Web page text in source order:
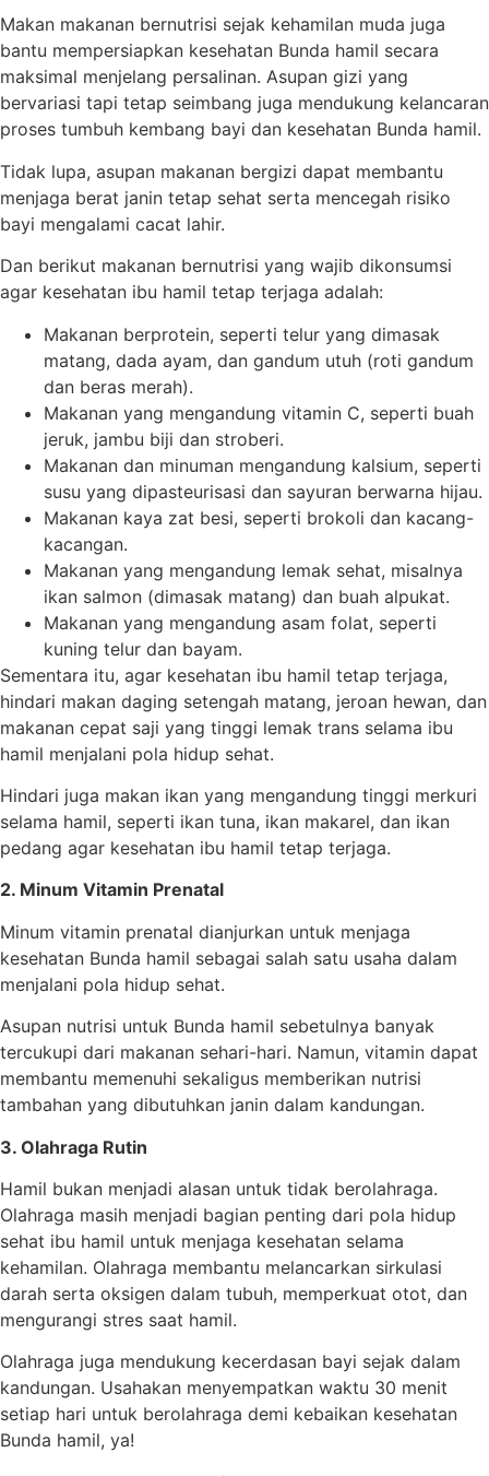
Makan makanan bernutrisi sejak kehamilan muda juga
bantu mempersiapkan kesehatan Bunda hamil secara
maksimal menjelang persalinan. Asupan gizi yang
bervariasi tapi tetap seimbang juga mendukung kelancaran
proses tumbuh kembang bayi dan kesehatan Bunda hamil.
Tidak lupa, asupan makanan bergizi dapat membantu
menjaga berat janin tetap sehat serta mencegah risiko
bayi mengalami cacat lahir.
Dan berikut makanan bernutrisi yang wajib dikonsumsi
agar kesehatan ibu hamil tetap terjaga adalah:
Makanan berprotein, seperti telur yang dimasak
matang, dada ayam, dan gandum utuh (roti gandum
dan beras merah).
Makanan yang mengandung vitamin C, seperti buah
jeruk, jambu biji dan stroberi.
Makanan dan minuman mengandung kalsium, seperti
susu yang dipasteurisasi dan sayuran berwarna hijau.
Makanan kaya zat besi, seperti brokoli dan kacang-
kacangan.
Makanan yang mengandung lemak sehat, misalnya
ikan salmon (dimasak matang) dan buah alpukat.
Makanan yang mengandung asam folat, seperti
kuning telur dan bayam.
Sementara itu, agar kesehatan ibu hamil tetap terjaga,
hindari makan daging setengah matang, jeroan hewan, dan
makanan cepat saji yang tinggi lemak trans selama ibu
hamil menjalani pola hidup sehat.
Hindari juga makan ikan yang mengandung tinggi merkuri
selama hamil, seperti ikan tuna, ikan makarel, dan ikan
pedang agar kesehatan ibu hamil tetap terjaga.
2. Minum Vitamin Prenatal
Minum vitamin prenatal dianjurkan untuk menjaga
kesehatan Bunda hamil sebagai salah satu usaha dalam
menjalani pola hidup sehat.
Asupan nutrisi untuk Bunda hamil sebetulnya banyak
tercukupi dari makanan sehari-hari. Namun, vitamin dapat
membantu memenuhi sekaligus memberikan nutrisi
tambahan yang dibutuhkan janin dalam kandungan.
3. Olahraga Rutin
Hamil bukan menjadi alasan untuk tidak berolahraga.
Olahraga masih menjadi bagian penting dari pola hidup
sehat ibu hamil untuk menjaga kesehatan selama
kehamilan. Olahraga membantu melancarkan sirkulasi
darah serta oksigen dalam tubuh, memperkuat otot, dan
mengurangi stres saat hamil.
Olahraga juga mendukung kecerdasan bayi sejak dalam
kandungan. Usahakan menyempatkan waktu 30 menit
setiap hari untuk berolahraga demi kebaikan kesehatan
Bunda hamil, ya!